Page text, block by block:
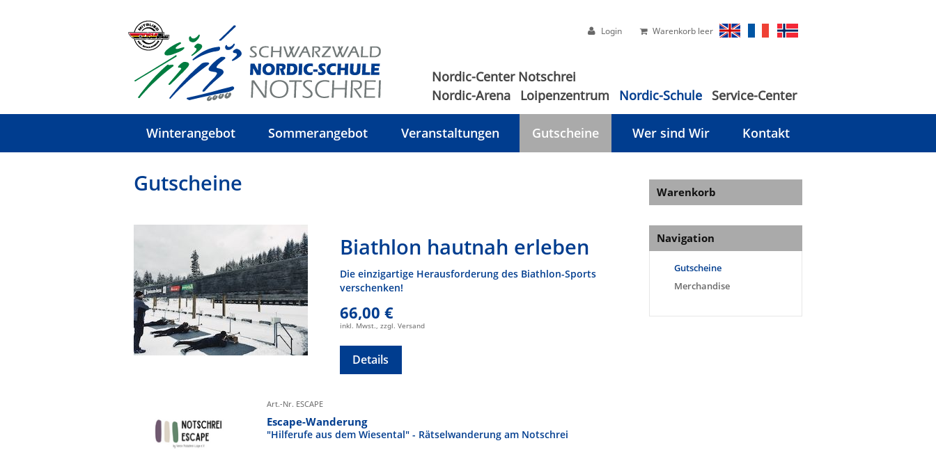
Login Warenkorb leer
Nordic-Center Notschrei
Nordic-Arena
Loipenzentrum Nordic-Schule Service-Center
Winterangebot Sommerangebot Veranstaltungen Gutscheine Wer sind Wir Kontakt
Gutscheine
Biathlon hautnah erleben
Die einzigartige Herausforderung des Biathlon-Sports
verschenken!
66,00 €
inkl. Mwst., zzgl. Versand
Details
Art.-Nr. ESCAPE
Escape-Wanderung
"Hilferufe aus dem Wiesental" - Rätselwanderung am Notschrei
Warenkorb
Navigation
Gutscheine
Merchandise